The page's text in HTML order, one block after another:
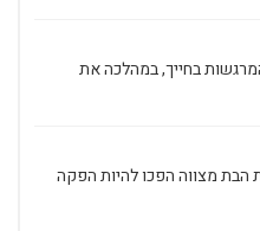
בחייך, במהלכה את
הבת מצווה הפכו להיות הפקה